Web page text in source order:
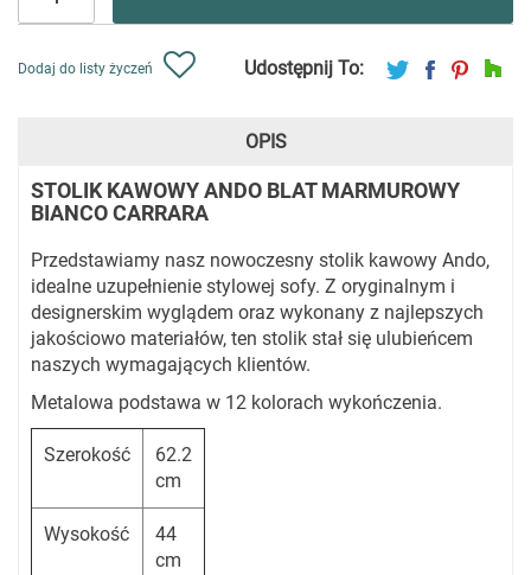
Dodaj do listy życzeń Udostępnij To:
OPIS
STOLIK KAWOWY ANDO BLAT MARMUROWY
BIANCO CARRARA
Przedstawiamy nasz nowoczesny stolik kawowy Ando,
idealne uzupełnienie stylowej sofy. Z oryginalnym i
designerskim wyglądem oraz wykonany z najlepszych
jakościowo materiałów, ten stolik stał się ulubieńcem
naszych wymagających klientów.
Metalowa podstawa w 12 kolorach wykończenia.
Szerokość
62.2
cm
Wysokość
44
cm